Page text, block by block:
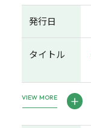
発行日
タイトル
VIEW MORE